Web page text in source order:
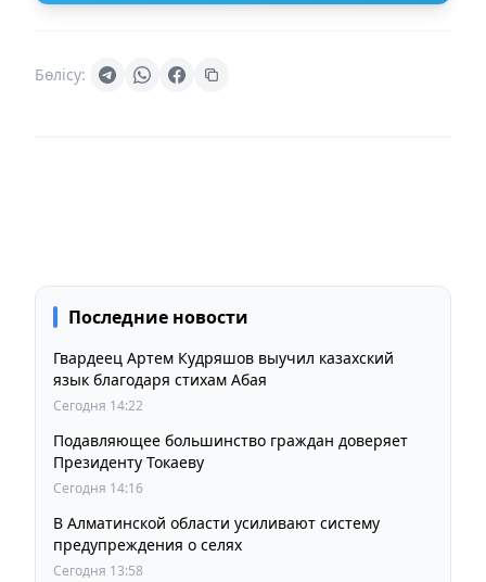
Бөлісу:
Последние новости
Гвардеец Артем Кудряшов выучил казахский
язык благодаря стихам Абая
Сегодня 14:22
Подавляющее большинство граждан доверяет
Президенту Токаеву
Сегодня 14:16
В Алматинской области усиливают систему
предупреждения о селях
Сегодня 13:58